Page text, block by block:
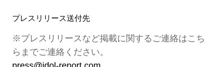
プレスリリース送付先
※プレスリリースなど掲載に関するご連絡はこち
らまでご連絡ください。